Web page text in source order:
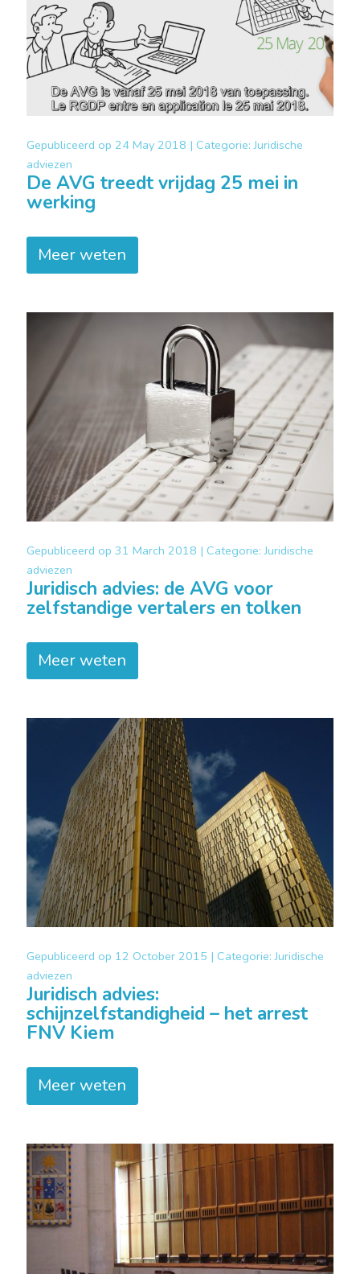
Gepubliceerd op 24 May 2018 | Categorie:Juridische
adviezen
De AVG treedt vrijdag 25 mei in
werking
Meer weten
Gepubliceerd op 31 March 2018 | Categorie:Juridische
adviezen
Juridisch advies: de AVG voor
zelfstandige vertalers en tolken
Meer weten
Gepubliceerd op 12 October 2015 | Categorie:Juridische
adviezen
Juridisch advies:
schijnzelfstandigheid – het arrest
FNV Kiem
Meer weten